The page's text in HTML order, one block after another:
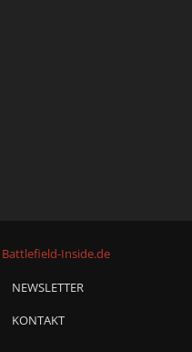
Battlefield-Inside.de
NEWSLETTER
KONTAKT